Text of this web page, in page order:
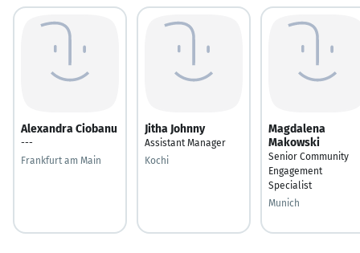
Alexandra Ciobanu
---
Frankfurt am Main
Jitha Johnny
Assistant Manager
Kochi
Magdalena
Makowski
Senior Community
Engagement
Specialist
Munich